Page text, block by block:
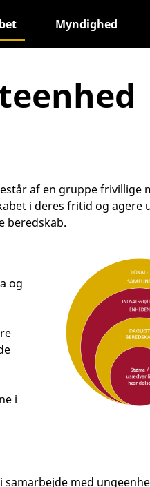
Myndighed
af en gruppe frivillige
i deres fritid og agere
beredskab.
og
i
med